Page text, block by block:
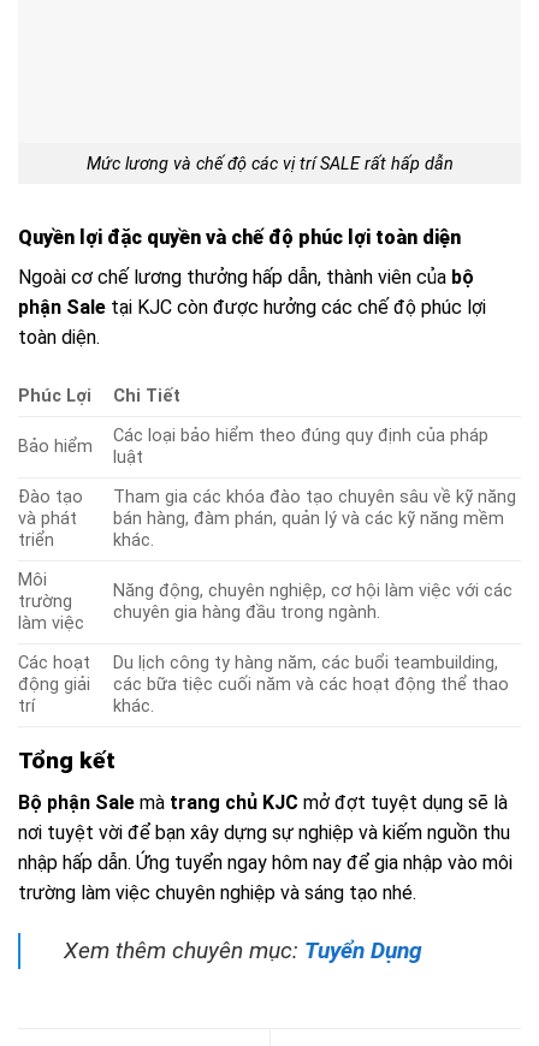
Mức lương và chế độ các vị trí SALE rất hấp dẫn
Quyền lợi đặc quyền và chế độ phúc lợi toàn diện
Ngoài cơ chế lương thưởng hấp dẫn, thành viên của bộ
phận Sale tại KJC còn được hưởng các chế độ phúc lợi
toàn diện.
Phúc Lợi Chi Tiết
Bảo hiểm
Các loại bảo hiểm theo đúng quy định của pháp
luật
Đào tạo
và phát
triển
Tham gia các khóa đào tạo chuyên sâu về kỹ năng
bán hàng, đàm phán, quản lý và các kỹ năng mềm
khác.
Môi
trường
làm việc
Năng động, chuyên nghiệp, cơ hội làm việc với các
chuyên gia hàng đầu trong ngành.
Các hoạt
động giải
trí
Du lịch công ty hàng năm, các buổi teambuilding,
các bữa tiệc cuối năm và các hoạt động thể thao
khác.
Tổng kết
Bộ phận Sale mà trang chủ KJC mở đợt tuyệt dụng sẽ là
nơi tuyệt vời để bạn xây dựng sự nghiệp và kiếm nguồn thu
nhập hấp dẫn. Ứng tuyển ngay hôm nay để gia nhập vào môi
trường làm việc chuyên nghiệp và sáng tạo nhé.
Xem thêm chuyên mục: Tuyển Dụng